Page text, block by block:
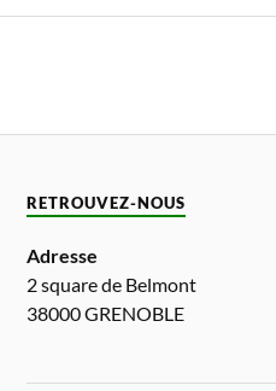
RETROUVEZ-NOUS
Adresse
2 square de Belmont
38000 GRENOBLE